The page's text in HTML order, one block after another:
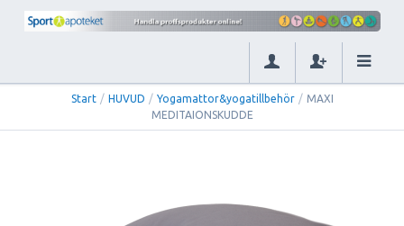
Start / HUVUD / Yogamattor&yogatillbehör / MAXI
MEDITAIONSKUDDE